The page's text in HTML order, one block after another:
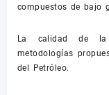
compuestos de bajo
La calidad de la
metodologías
del Petróleo.